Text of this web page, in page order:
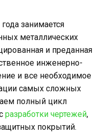
занимается
металлических
и преданная
инженерно-
и все необходимое
самых сложных
полный цикл
разработки чертежей,
покрытий.